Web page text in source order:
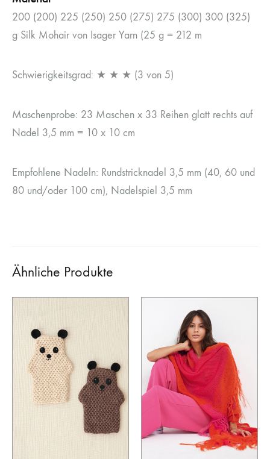
200 (200) 225 (250) 250 (275) 275 (300) 300 (325)
g Silk Mohair von Isager Yarn (25 g = 212 m
Schwierigkeitsgrad: ★ ★ ★ (3 von 5)
Maschenprobe: 23 Maschen x 33 Reihen glatt rechts auf
Nadel 3,5 mm = 10 x 10 cm
Empfohlene Nadeln: Rundstricknadel 3,5 mm (40, 60 und
80 und/oder 100 cm), Nadelspiel 3,5 mm
Ähnliche Produkte